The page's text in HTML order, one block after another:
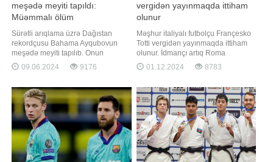
meşədə meyiti tapıldı:
Müəmmalı ölüm
Sürətli arıqlama üzrə Dağıstan
rekordçusu Bahama Ayqubovun
meşədə meyiti tapılıb. Onun
başından yaralandığı bildirilib. 70
yaşlı təqaüdçünün səhhətindən
yem verməyə gedib və evə
qayıtdıqdan sonra yadına düşüb ki,
telefonunu qohumlarıgildə qoyub.
Onu bir daha sağ-salama
09.06.2024 9176
vergidən yayınmaqda ittiham
olunur
Məşhur italiyalı futbolçu Françesko
Totti vergidən yayınmaqda ittiham
olunur. İdmançı artıq Roma
məhkəməsinin şübhəlilər
reyestrindədir. "Report" xəbər verir
məlumat yayıb. Mənbə iddiasına
görə, "Canavarlar"ın eks-kapitanı
sosial şəbəkələrdə rekla
01.12.2024 8783